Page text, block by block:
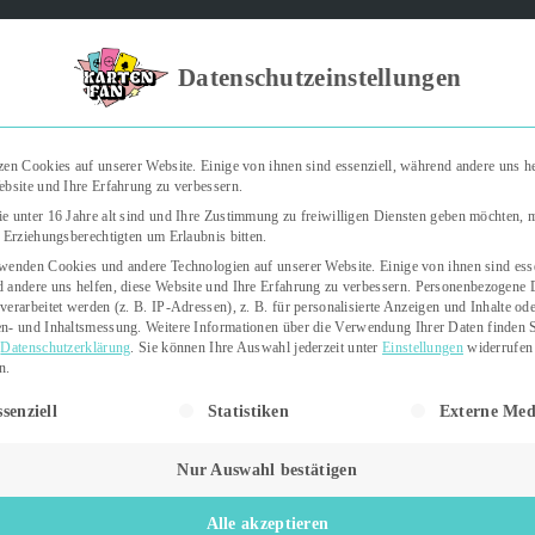
Trading Cards
26. März 2025
Datenschutzeinstellungen
Cookies auf unserer Website. Einige von ihnen sind essenziell, während andere uns
und Ihre Erfahrung zu verbessern.
unter 16 Jahre alt sind und Ihre Zustimmung zu freiwilligen Diensten geben möchten,
um Erlaubnis bitten.
Cookies und andere Technologien auf unserer Website. Einige von ihnen sind
andere uns helfen, diese Website und Ihre Erfahrung zu verbessern. Personenbezogene
werden (z. B. IP-Adressen), z. B. für personalisierte Anzeigen und Inhalte
und Inhaltsmessung. Weitere Informationen über die Verwendung Ihrer Daten finden
Datenschutzerklärung. Sie können Ihre Auswahl jederzeit unterEinstellungenwiderrufen
eine Liste der Service-Gruppen, für die eine Einwilligung erteilt
Statistiken Externe
Nur Auswahl bestätigen
Alle akzeptieren